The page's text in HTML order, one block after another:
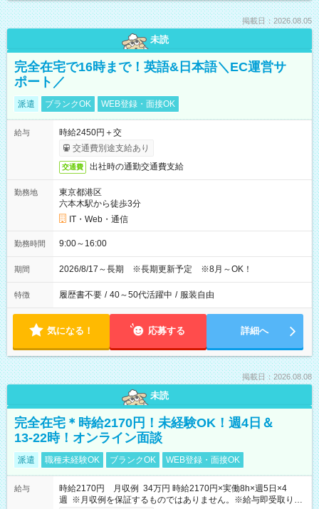
掲載日：2026.08.05
未読
完全在宅で16時まで！英語&日本語＼EC運営サ
ポート／
派遣 ブランクOK WEB登録・面接OK
給与
時給2450円＋交
交通費別途支給あり
交通費 出社時の通勤交通費支給
勤務地
東京都港区
六本木駅から徒歩3分
IT・Web・通信
勤務時間 9:00～16:00
期間 2026/8/17～長期 ※長期更新予定 ※8月～OK！
特徴 履歴書不要 / 40～50代活躍中 / 服装自由
気になる！ 応募する 詳細へ
掲載日：2026.08.08
未読
完全在宅＊時給2170円！未経験OK！週4日＆
13-22時！オンライン面談
派遣 職種未経験OK ブランクOK WEB登録・面接OK
給与
時給2170円 月収例 34万円 時給2170円×実働8h×週5日×4
週 ※月収例を保証するものではありません。※給与即受取りサ